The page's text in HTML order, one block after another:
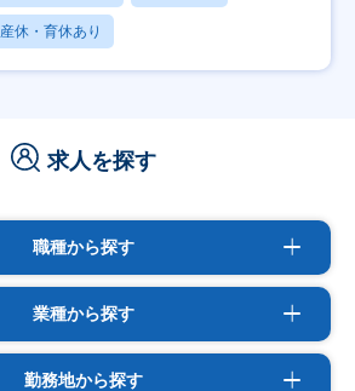
産休・育休あり
求人を探す
職種から探す
業種から探す
勤務地から探す